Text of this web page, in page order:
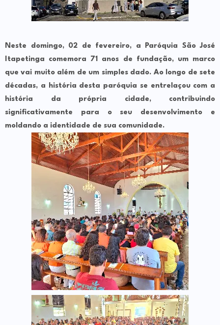
Neste domingo, 02 de fevereiro, a Paróquia São José
Itapetinga comemora 71 anos de fundação, um marco
que vai muito além de um simples dado. Ao longo de sete
décadas, a história desta paróquia se entrelaçou com a
história da própria cidade, contribuindo
significativamente para o seu desenvolvimento e
moldando a identidade de sua comunidade.